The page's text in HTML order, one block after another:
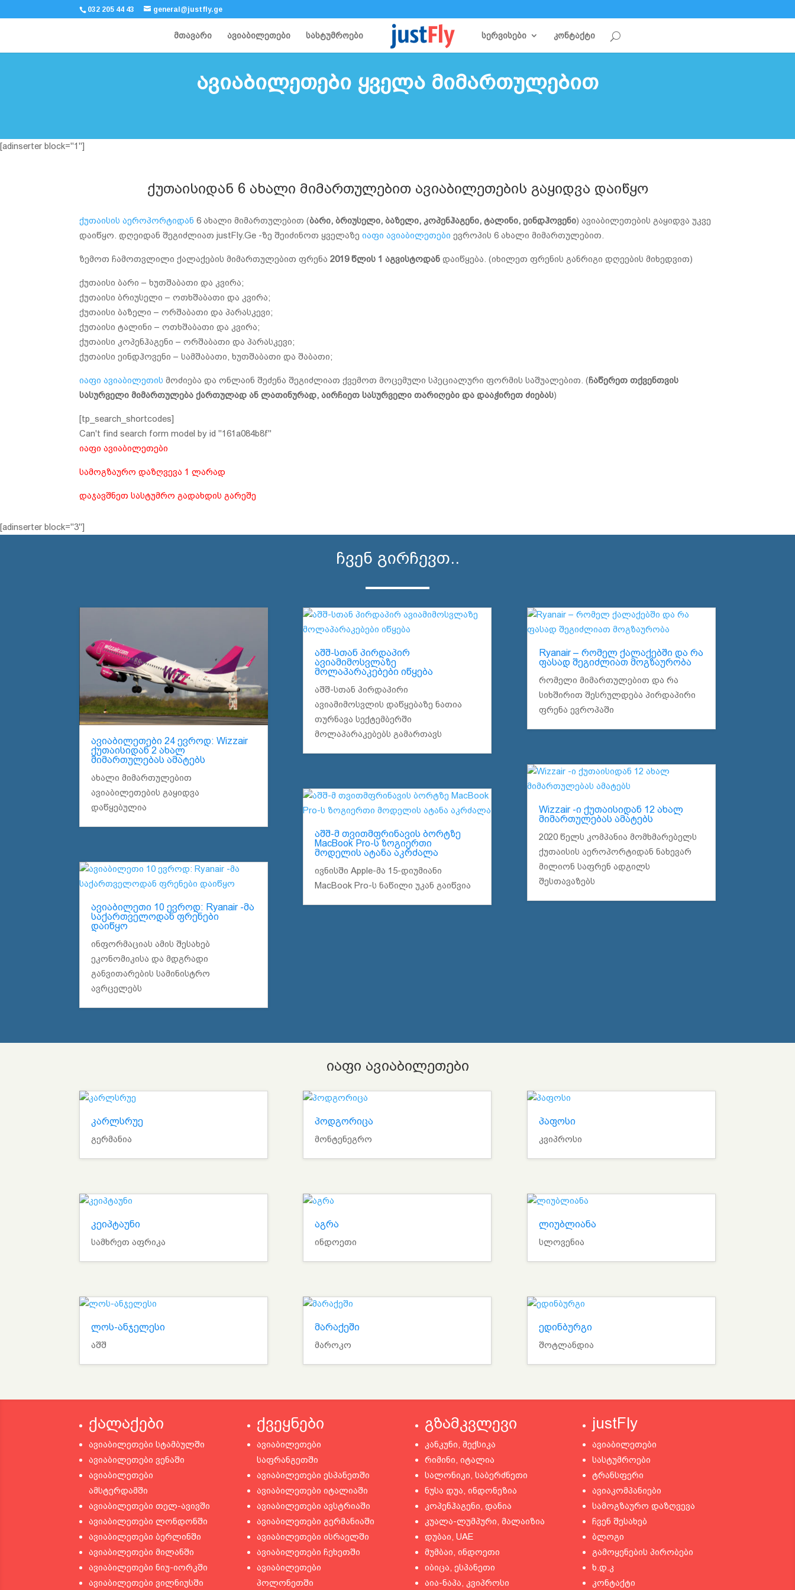
032 205 44 43 general@justfly.ge
მთავარი ავიაბილეთები სასტუმროები სერვისები კონტაქტი
ავიაბილეთები ყველა მიმართულებით
[adinserter block="1"]
ქუთაისიდან 6 ახალი მიმართულებით ავიაბილეთების გაყიდვა დაიწყო
ქუთაისის აეროპორტიდან 6 ახალი მიმართულებით (ბარი, ბრიუსელი, ბაზელი, კოპენჰაგენი, ტალინი, ეინდჰოვენი) ავიაბილეთების გაყიდვა უკვე
დაიწყო. დღეიდან შეგიძლიათ justFly.Ge -ზე შეიძინოთ ყველაზეიაფი ავიაბილეთები ევროპის 6 ახალი მიმართულებით.
ზემოთ ჩამოთვლილი ქალაქების მიმართულებით ფრენა2019 წლის 1 აგვისტოდან დაიწყება. (იხილეთ ფრენის განრიგი დღეების მიხედვით)
ქუთაისი ბარი – ხუთშაბათი და კვირა;
ქუთაისი ბრიუსელი – ოთხშაბათი და კვირა;
ქუთაისი ბაზელი – ორშაბათი და პარასკევი;
ქუთაისი ტალინი – ოთხშაბათი და კვირა;
ქუთაისი კოპენჰაგენი – ორშაბათი და პარასკევი;
ქუთაისი ეინდჰოვენი – სამშაბათი, ხუთშაბათი და შაბათი;
იაფი ავიაბილეთის მოძიება და ონლაინ შეძენა შეგიძლიათ ქვემოთ მოცემული სპეციალური ფორმის საშუალებით. (ჩაწერეთ თქვენთვის
სასურველი მიმართულება ქართულად ან ლათინურად, აირჩიეთ სასურველი თარიღები და დააჭირეთ ძიებას)
[tp_search_shortcodes]
Can't find search form model by id "161a084b8f"
იაფი ავიაბილეთები
სამოგზაურო დაზღვევა 1 ლარად
დაჯავშნეთ სასტუმრო გადახდის გარეშე
[adinserter block="3"]
ჩვენ გირჩევთ..
ავიაბილეთები 24 ევროდ: Wizzair
ქუთაისიდან 2 ახალ
მიმართულებას ამატებს
ახალი მიმართულებით
ავიაბილეთების გაყიდვა
დაწყებულია
ავიაბილეთი 10 ევროდ: Ryanair -მა
საქართველოდან ფრენები
დაიწყო
ინფორმაციას ამის შესახებ
ეკონომიკისა და მდგრადი
განვითარების სამინისტრო
ავრცელებს
აშშ-სთან პირდაპირ
ავიამიმოსვლაზე
მოლაპარაკებები იწყება
აშშ-სთან პირდაპირი
ავიამიმოსვლის დაწყებაზე ნათია
თურნავა სექტემბერში
მოლაპარაკებებს გამართავს
აშშ-მ თვითმფრინავის ბორტზე
MacBook Pro-ს ზოგიერთი
მოდელის ატანა აკრძალა
ივნისში Apple-მა 15-დიუმიანი
MacBook Pro-ს ნაწილი უკან გაიწვია
Ryanair – რომელ ქალაქებში და რა
ფასად შეგიძლიათ მოგზაურობა
რომელი მიმართულებით და რა
სიხშირით შესრულდება პირდაპირი
ფრენა ევროპაში
Wizzair -ი ქუთაისიდან 12 ახალ
მიმართულებას ამატებს
2020 წელს კომპანია მომხმარებელს
ქუთაისის აეროპორტიდან ნახევარ
მილიონ საფრენ ადგილს
შესთავაზებს
იაფი ავიაბილეთები
კარლსრუე
გერმანია
კეიპტაუნი
სამხრეთ აფრიკა
ლოს-ანჯელესი
აშშ
პოდგორიცა
მონტენეგრო
აგრა
ინდოეთი
მარაქეში
მაროკო
პაფოსი
კვიპროსი
ლიუბლიანა
სლოვენია
ედინბურგი
შოტლანდია
ქალაქები
ავიაბილეთები სტამბულში
ავიაბილეთები ვენაში
ავიაბილეთები
ამსტერდამში
ავიაბილეთები თელ-ავივში
ავიაბილეთები ლონდონში
ავიაბილეთები ბერლინში
ავიაბილეთები მილანში
ავიაბილეთები ნიუ-იორკში
ავიაბილეთები ვილნიუსში
ქვეყნები
ავიაბილეთები
საფრანგეთში
ავიაბილეთები ესპანეთში
ავიაბილეთები იტალიაში
ავიაბილეთები ავსტრიაში
ავიაბილეთები გერმანიაში
ავიაბილეთები ისრაელში
ავიაბილეთები ჩეხეთში
ავიაბილეთები
პოლონეთში
გზამკვლევი
კანკუნი, მექსიკა
რიმინი, იტალია
სალონიკი, საბერძნეთი
ნუსა დუა, ინდონეზია
კოპენჰაგენი, დანია
კუალა-ლუმპური, მალაიზია
დუბაი, UAE
მუმბაი, ინდოეთი
იბიცა, ესპანეთი
აია-ნაპა, კვიპროსი
justFly
ავიაბილეთები
სასტუმროები
ტრანსფერი
ავიაკომპანიები
სამოგზაურო დაზღვევა
ჩვენ შესახებ
ბლოგი
გამოყენების პირობები
ხ.დ.კ
კონტაქტი